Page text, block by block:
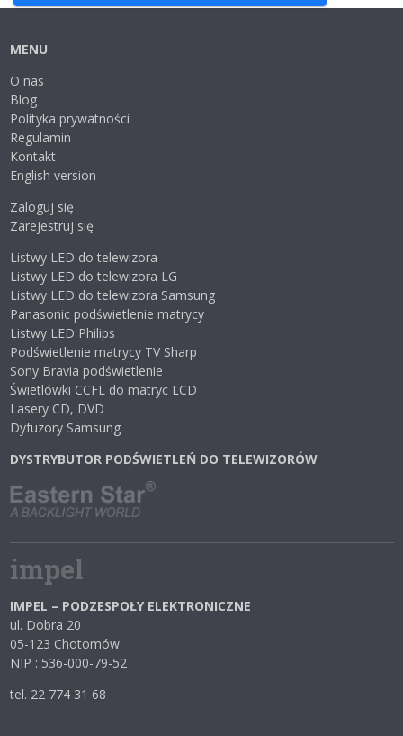
impel
IMPEL – PODZESPOŁY ELEKTRONICZNE
ul. Dobra 20
05-123 Chotomów
NIP : 536-000-79-52
tel. 22 774 31 68
MENU
O nas
Blog
Polityka prywatności
Regulamin
Kontakt
English version
Zaloguj się
Zarejestruj się
Listwy LED do telewizora
Listwy LED do telewizora LG
Listwy LED do telewizora Samsung
Panasonic podświetlenie matrycy
Listwy LED Philips
Podświetlenie matrycy TV Sharp
Sony Bravia podświetlenie
Świetlówki CCFL do matryc LCD
Lasery CD, DVD
Dyfuzory Samsung
DYSTRYBUTOR PODŚWIETLEŃ DO TELEWIZORÓW